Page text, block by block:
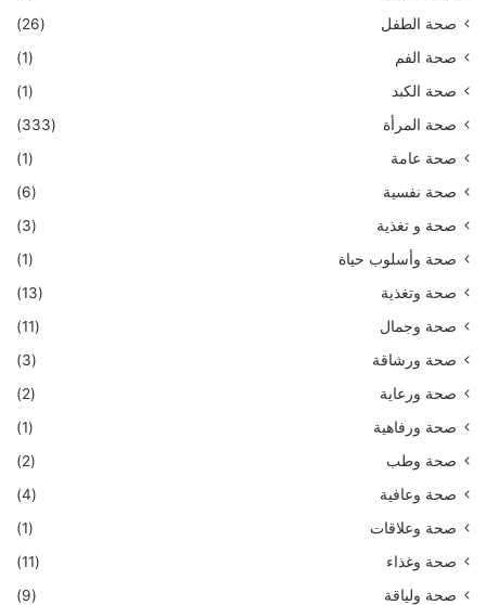
صحة الطفل
(26)
صحة الفم
(1)
صحة الكبد
(1)
صحة المرأة
(333)
صحة عامة
(1)
صحة نفسية
(6)
صحة و تغذية
(3)
صحة وأسلوب حياة
(1)
صحة وتغذية
(13)
صحة وجمال
(11)
صحة ورشاقة
(3)
صحة ورعاية
(2)
صحة ورفاهية
(1)
صحة وطب
(2)
صحة وعافية
(4)
صحة وعلاقات
(1)
صحة وغذاء
(11)
صحة ولياقة
(9)